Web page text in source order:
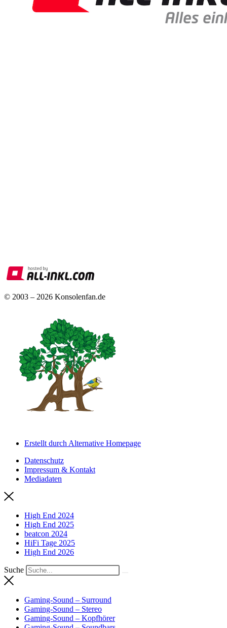
© 2003 – 2026 Konsolenfan.de
Erstellt durch Alternative Homepage
Datenschutz
Impressum & Kontakt
Mediadaten
High End 2024
High End 2025
beatcon 2024
HiFi Tage 2025
High End 2026
Suche
Gaming-Sound – Surround
Gaming-Sound – Stereo
Gaming-Sound – Kopfhörer